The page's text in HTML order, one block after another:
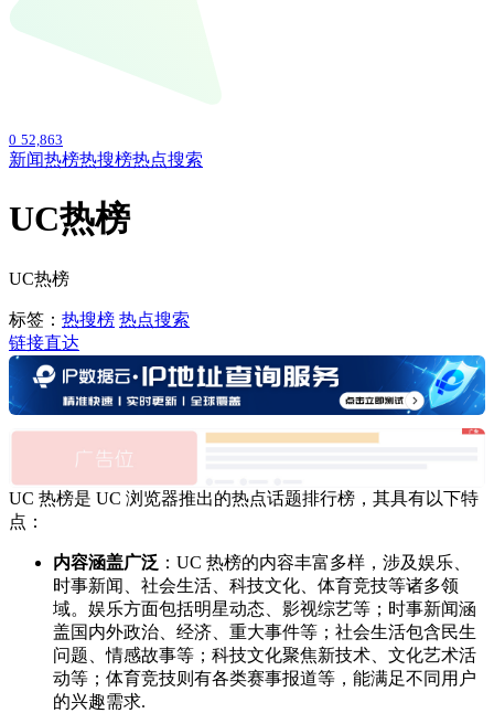
0 52,863
新闻热榜热搜榜热点搜索
UC热榜
UC热榜
标签： 热搜榜 热点搜索
链接直达
UC 热榜是 UC 浏览器推出的热点话题排行榜，其具有以下特
点：
内容涵盖广泛 ：UC 热榜的内容丰富多样，涉及娱乐、
时事新闻、社会生活、科技文化、体育竞技等诸多领
域。娱乐方面包括明星动态、影视综艺等；时事新闻涵
盖国内外政治、经济、重大事件等；社会生活包含民生
问题、情感故事等；科技文化聚焦新技术、文化艺术活
动等；体育竞技则有各类赛事报道等，能满足不同用户
的兴趣需求.